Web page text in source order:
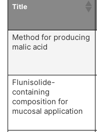
Title
Method for producing
malic acid
Flunisolide-
containing
composition for
mucosal application